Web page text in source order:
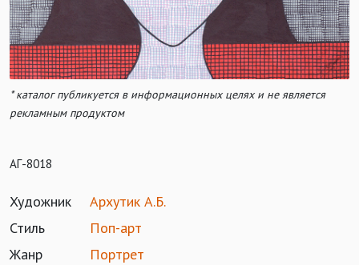
* каталог публикуется в информационных целях и не является
рекламным продуктом
АГ-8018
Художник
Архутик А.Б.
Стиль
Поп-арт
Жанр
Портрет